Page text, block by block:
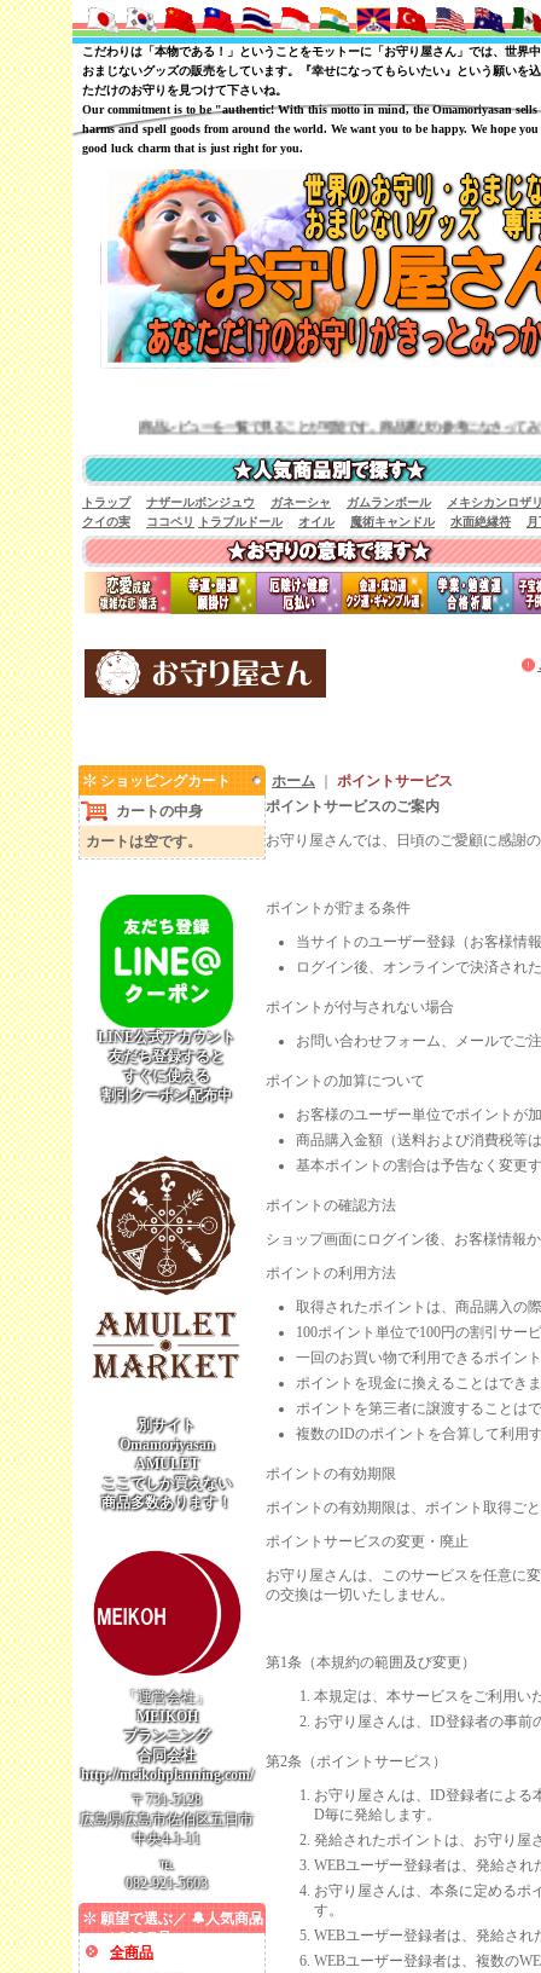
こだわりは「本物である！」ということをモットーに「お守り屋さん」では、世界
おまじないグッズの販売をしています。『幸せになってもらいたい』という願いを
ただけのお守りを見つけて下さいね。
Our commitment is to be "authentic! With this motto in mind, the Omamoriyasan sells
harms and spell goods from around the world. We want you to be happy. We hope
good luck charm that is just right for you.
商品レビューを一覧で見ることが可能です。商品選びの参考になさってみて下さい。
トラップ ナザールボンジュウ ガネーシャ ガムランボール
メキシカンロザ
クイの実
ココペリ トラブルドール オイル 魔術キャンドル 水面絶縁符
ショッピングカート
カートの中身
カートは空です。
LINE公式アカウント
友だち登録すると
すぐに使える
割引クーポン配布中
別サイト
Omamoriyasan
AMULET
ここでしか買えない
商品多数あります！
「運営会社」
MEIKOH
プランニング
合同会社
http://meikohplanning.com/
〒731-5128
広島県広島市佐伯区五日市
中央4-1-11
℡
082-921-5603
願望で選ぶ／ 🔔人気商品
／ SALE品
全商品
ホーム
ポイントサービス
ポイントサービスのご案内
お守り屋さんでは、日頃のご愛顧に感謝
ポイントが貯まる条件
当サイトのユーザー登録（お客様情
ログイン後、オンラインで決済され
ポイントが付与されない場合
お問い合わせフォーム、メールでご
ポイントの加算について
お客様のユーザー単位でポイントが
商品購入金額（送料および消費税等
基本ポイントの割合は予告なく変更
ポイントの確認方法
ショップ画面にログイン後、お客様情報
ポイントの利用方法
取得されたポイントは、商品購入の
100ポイント単位で100円の割引サー
一回のお買い物で利用できるポイン
ポイントを現金に換えることはでき
ポイントを第三者に譲渡することは
複数のIDのポイントを合算して利用
ポイントの有効期限
ポイントの有効期限は、ポイント取得ご
ポイントサービスの変更・廃止
お守り屋さんは、このサービスを任意に
の交換は一切いたしません。
第1条（本規約の範囲及び変更）
本規定は、本サービスをご利用い
お守り屋さんは、ID登録者の事前
第2条（ポイントサービス）
お守り屋さんは、ID登録者による
D毎に発給します。
発給されたポイントは、お守り屋
WEBユーザー登録者は、発給さ
お守り屋さんは、本条に定めるポ
す。
WEBユーザー登録者は、発給さ
WEBユーザー登録者は、複数の